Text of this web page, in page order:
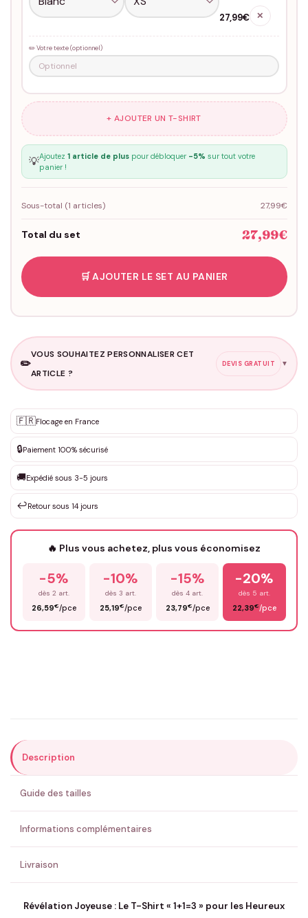
27,99€ ✕
✏️ Votre texte (optionnel)
+ AJOUTER UN T-SHIRT
💡Ajoutez 1 article de pluspour débloquer -5% sur tout votre
panier !
Sous-total (1 articles) 27,99€
Total du set 27,99€
🛒 AJOUTER LE SET AU PANIER
✏️
VOUS SOUHAITEZ PERSONNALISER CET
ARTICLE ?
DEVIS GRATUIT ▼
✨ Personnalisation sur mesure
DEVIS GRATUIT · Personnalisation de 3 à 10€ selon la demande
Que souhaitez-vous ?*
Votre texte / idée*
Prénom*
ENVOYER MA DEMANDE ✨
💚 Retour sous 24-48h🇫🇷 Flocage en France✅ Validation avant fabrication
🇫🇷Flocage en France
🔒Paiement 100% sécurisé
🚚Expédié sous 3-5 jours
↩️Retour sous 14 jours
🔥 Plus vous achetez, plus vous économisez
-5%
dès 2 art.
26,59€/pce
-10%
dès 3 art.
25,19€/pce
-15%
dès 4 art.
23,79€/pce
-20%
dès 5 art.
22,39€/pce
Description
Guide des tailles
Informations complémentaires
Livraison
Révélation Joyeuse : Le T-Shirt « 1+1=3 » pour les Heureux